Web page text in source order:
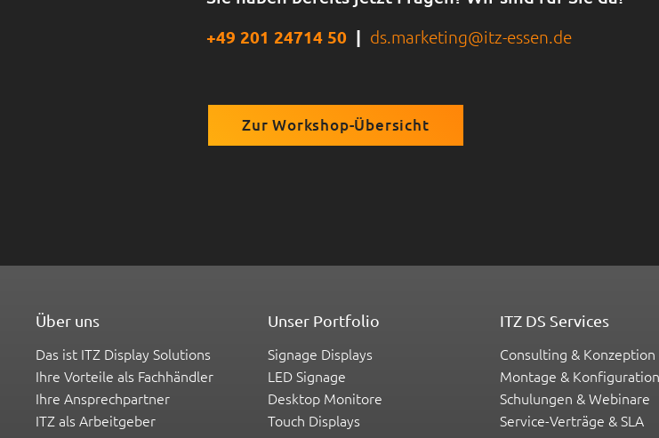
+49 201 24714 50 | ds.marketing@itz-essen.de
Zur Workshop-Übersicht
Über uns
Das ist ITZ Display Solutions
Ihre Vorteile als Fachhändler
Ihre Ansprechpartner
ITZ als Arbeitgeber
Unser Portfolio
Signage Displays
LED Signage
Desktop Monitore
Touch Displays
ITZ DS Services
Consulting & Konzeption
Montage & Konfiguration
Schulungen & Webinare
Service-Verträge & SLA